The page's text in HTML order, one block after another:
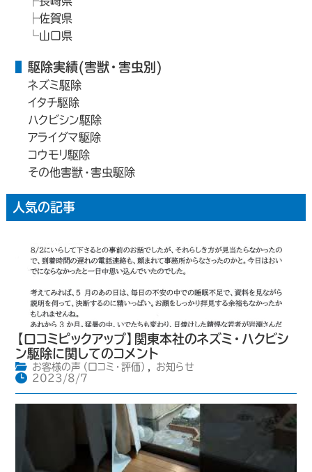
佐賀県
山口県
駆除実績(害獣・害虫別)
ネズミ駆除
イタチ駆除
ハクビシン駆除
アライグマ駆除
コウモリ駆除
その他害獣・害虫駆除
人気の記事
【口コミピックアップ】関東本社のネズミ・ハクビシ
ン駆除に関してのコメント
お客様の声（口コミ・評価）
お知らせ
2023/8/7